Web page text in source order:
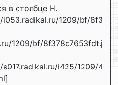
в столбце H.
i053.radikal.ru/1209/bf/8f3
1209/bf/8f378c7653fdt.j
i425/1209/4